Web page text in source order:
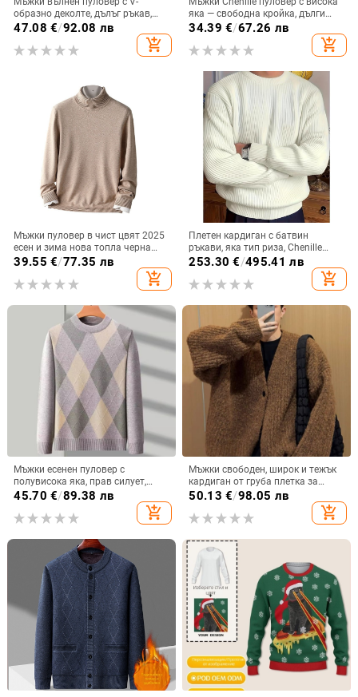
образно деколте, дълъг ръкав,
подплатен с флис, 30–35% вълна,
47.08 €/92.08 лв
add_shopping_cart
яка — свободна кройка, дълги
ръкави, оребрен край
34.39 €/67.26 лв
add_shopping_cart
Мъжки пуловер в чист цвят 2025
есен и зима нова топла черна
риза със средна яка, с дълъг
39.55 €/77.35 лв
add_shopping_cart
Плетен кардиган с батвин
ръкави, яка тип риза, Chenille
плат, средна дебелина, инлейна
253.30 €/495.41 лв
add_shopping_cart
Мъжки есенен пуловер с
полувисока яка, прав силует,
дълги ръкави, рибен кант на
45.70 €/89.38 лв
add_shopping_cart
Мъжки свободен, широк и тежък
кардиган от груба плетка за
пролет и есен
50.13 €/98.05 лв
add_shopping_cart